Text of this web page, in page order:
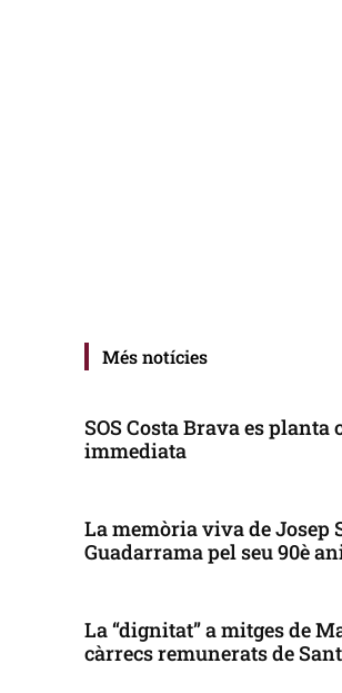
Més notícies
SOS Costa Brava es
immediata
La memòria viva de Josep
Guadarrama pel seu 90è
La “dignitat” a mitges de
càrrecs remunerats de